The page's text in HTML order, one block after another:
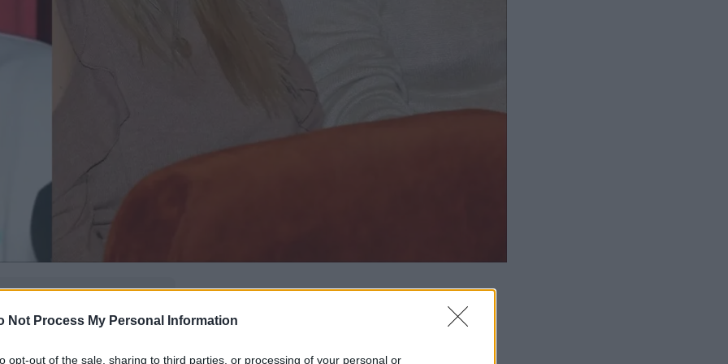
Not Process My Personal Information
opt-out of the sale, sharing to third parties, or processing of your personal or
πιο συχνά